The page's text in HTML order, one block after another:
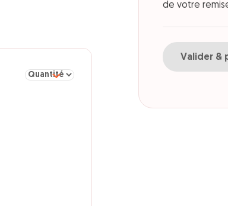
Sélectionner la quantité pour Adulte ou enfant
de votre
Valider &